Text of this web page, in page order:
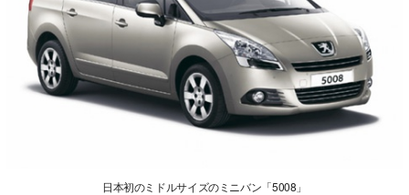
日本初のミドルサイズのミニバン「5008」